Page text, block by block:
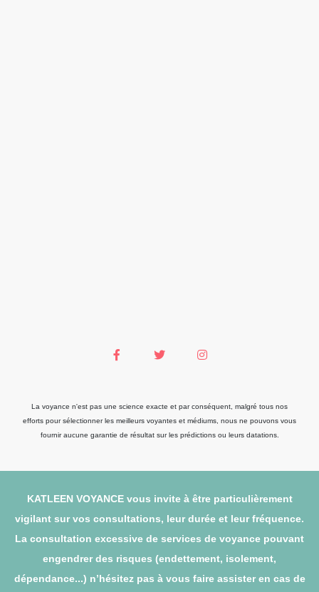
La voyance n'est pas une science exacte et par conséquent, malgré tous nos
efforts pour sélectionner les meilleurs voyantes et médiums, nous ne pouvons vous
fournir aucune garantie de résultat sur les prédictions ou leurs datations.
KATLEEN VOYANCE vous invite à être particulièrement
vigilant sur vos consultations, leur durée et leur fréquence.
La consultation excessive de services de voyance pouvant
engendrer des risques (endettement, isolement,
dépendance...) n’hésitez pas à vous faire assister en cas de